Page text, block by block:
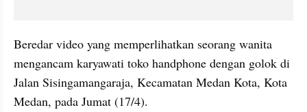
Beredar video yang memperlihatkan seorang wanita
mengancam karyawati toko handphone dengan golok di
Jalan Sisingamangaraja, Kecamatan Medan Kota, Kota
Medan, pada Jumat (17/4).